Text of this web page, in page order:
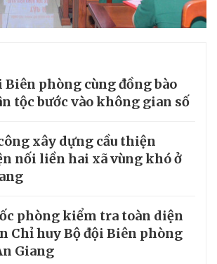
Biên phòng cùng đồng bào
tộc bước vào không gian số
xây dựng cầu thiện
nối liền hai xã vùng khó ở
phòng kiểm tra toàn diện
Chỉ huy Bộ đội Biên phòng
Giang